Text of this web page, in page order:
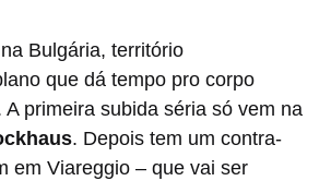
Bulgária, território
que dá tempo pro corpo
A primeira subida séria só vem na
. Depois tem um contra-
em Viareggio – que vai ser